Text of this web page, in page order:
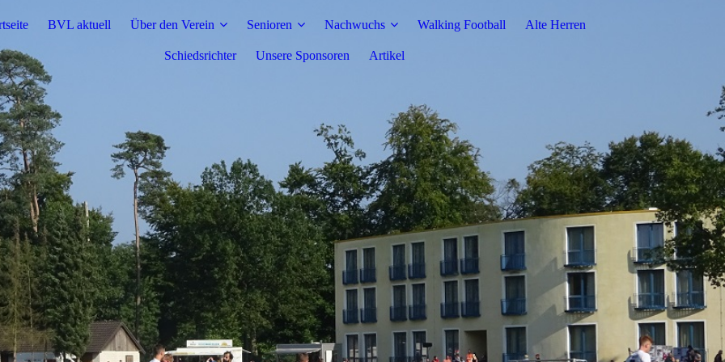
BVL aktuell Über den Verein Senioren Nachwuchs Walking Football Alte Herren
Schiedsrichter Unsere Sponsoren Artikel